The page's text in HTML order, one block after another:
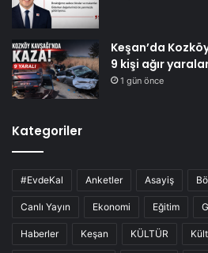
Keşan’da
9 kişi ağır
1 gün önce
Kategoriler
#EvdeKal Anketler Asayiş
Canlı Yayın Ekonomi Eğitim
Haberler Keşan KÜLTÜR